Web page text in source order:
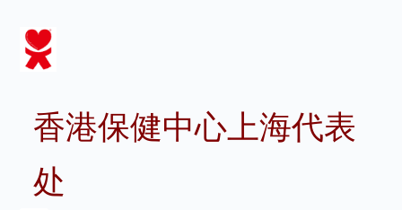
香港保健中心上海代表
处